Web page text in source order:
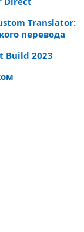
Translator:
перевода
Build 2023